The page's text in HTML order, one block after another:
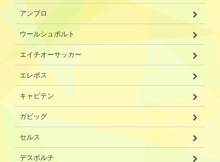
アンブロ
ウールシュポルト
エイチオーサッカー
エレボス
キャピテン
ガビッグ
セルス
デスポルチ